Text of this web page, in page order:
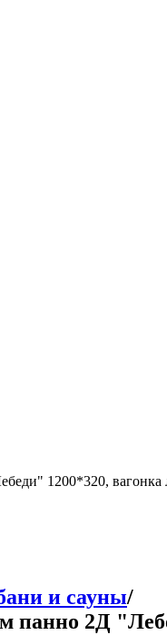
1200*320, вагонка
и сауны/
панно 2Д